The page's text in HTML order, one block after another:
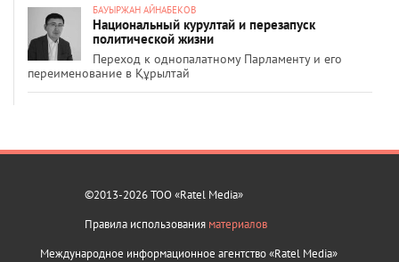
БАУЫРЖАН АЙНАБЕКОВ
Национальный курултай и перезапуск
политической жизни
Переход к однопалатному Парламенту и его
переименование в Құрылтай
©2013-2026 ТОО «Ratel Media»
Правила использования материалов
Международное информационное агентство «Ratel Media»